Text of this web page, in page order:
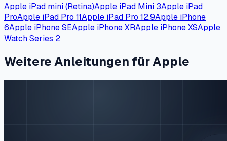
Apple iPad mini (Retina)Apple iPad Mini 3Apple iPad
ProApple iPad Pro 11Apple iPad Pro 12.9Apple iPhone
6Apple iPhone SEApple iPhone XRApple iPhone XSApple
Watch Series 2
Weitere Anleitungen für Apple